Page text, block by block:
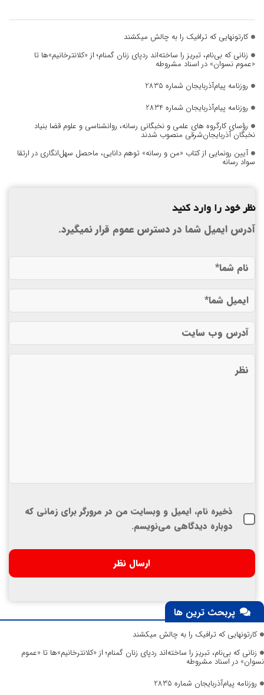
کارتونهایی که ترافیک را به چالش میکشند
زنانی که بی‌نام، تبریز را ساخته‌اند ردپای زنان گمنام؛ از «کلانترخانیم»ها تا
«عموم نسوان» در اسناد مشروطه
روزنامه پیام‌آذربایجان شماره 2835
روزنامه پیام‌آذربایجان شماره 2834
رؤسای کارگروه های علمی و نخبگانی رسانه، روانشناسی و علوم قضا بنیاد
نخبگان آذربایجان‌شرقی منصوب شدند
آیین رونمایی از کتاب «من و رسانه» توهم دانایی، ماحصل سهل‌انگاری در ارتقا
سواد رسانه
نظر خود را وارد کنید
آدرس ایمیل شما در دسترس عموم قرار نمیگیرد.
ذخیره نام، ایمیل و وبسایت من در مرورگر برای زمانی که
دوباره دیدگاهی می‌نویسم.
پربحث ترین ها
کارتونهایی که ترافیک را به چالش میکشند
زنانی که بی‌نام، تبریز را ساخته‌اند ردپای زنان گمنام؛ از «کلانترخانیم»ها تا «عموم
نسوان» در اسناد مشروطه
روزنامه پیام‌آذربایجان شماره 2835